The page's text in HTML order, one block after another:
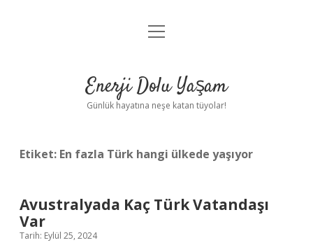
Anasayfa
Yasal Uyarı
menüyü
Enerji Dolu Yaşam
Günlük hayatına neşe katan tüyolar!
Etiket: En fazla Türk hangi ülkede yaşıyor
Avustralyada Kaç Türk Vatandaşı
Var
Tarih: Eylül 25, 2024